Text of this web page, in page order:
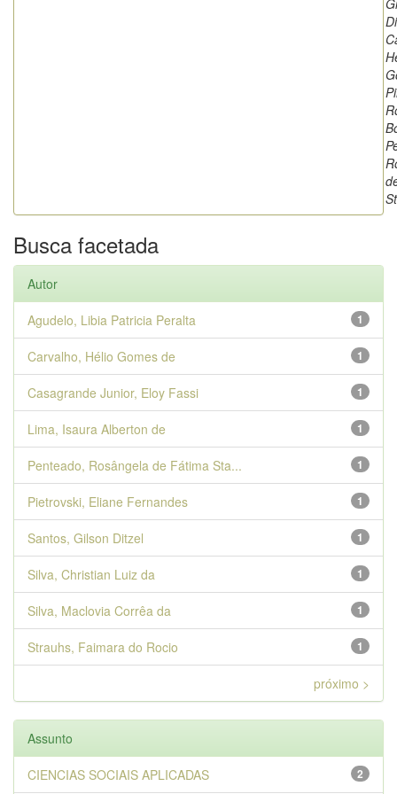
Busca facetada
Autor
1
Agudelo, Libia Patricia Peralta
1
Carvalho, Hélio Gomes de
1
Casagrande Junior, Eloy Fassi
1
Lima, Isaura Alberton de
1
Penteado, Rosângela de Fátima Sta...
1
Pietrovski, Eliane Fernandes
1
Santos, Gilson Ditzel
1
Silva, Christian Luiz da
1
Silva, Maclovia Corrêa da
1
Strauhs, Faimara do Rocio
próximo >
Assunto
2
CIENCIAS SOCIAIS APLICADAS